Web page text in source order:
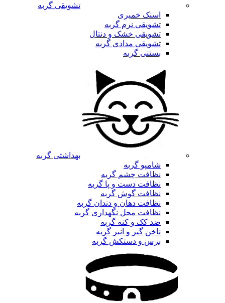
تشویقی گربه
اسنک خمیری
تشویقی نرم گربه
تشویقی خشک و دنتال
تشویقی مدادی گربه
بستنی گربه
بهداشتی گربه
شامپو گربه
نظافت چشم گربه
نظافت دست و پا گربه
نظافت گوش گربه
نظافت دهان و دندان گربه
نظافت محل نگهداری گربه
ضد کک و کنه گربه
ناخن گیر و انبر گربه
برس و دستکش گربه